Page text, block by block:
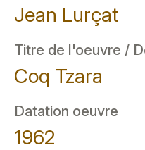
Jean Lurçat
Titre de l'oeuvre /
Coq Tzara
Datation oeuvre
1962